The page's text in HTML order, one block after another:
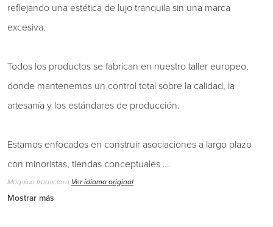
reflejando una estética de lujo tranquila sin una marca
excesiva.
Todos los productos se fabrican en nuestro taller europeo,
donde mantenemos un control total sobre la calidad, la
artesanía y los estándares de producción.
Estamos enfocados en construir asociaciones a largo plazo
con minoristas, tiendas conceptuales …
Máquina traductora Ver idioma original
Mostrar más